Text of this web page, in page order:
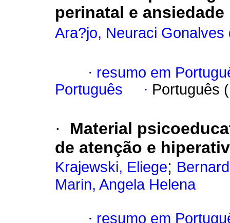
perinatal e ansiedade
Ara?jo, Neuraci Gonalves
· resumo em
Português
· Português
·
Material
de atenção e
Krajewski, Eliege;
Marin, Angela Helena
· resumo em